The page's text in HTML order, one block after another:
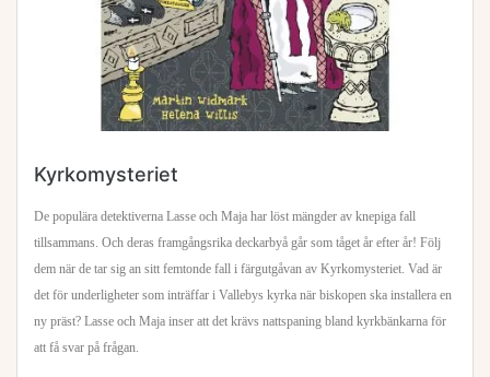
Kyrkomysteriet
De populära detektiverna Lasse och Maja har löst mängder av knepiga fall
tillsammans. Och deras framgångsrika deckarbyå går som tåget år efter år! Följ
dem när de tar sig an sitt femtonde fall i färgutgåvan av Kyrkomysteriet. Vad är
det för underligheter som inträffar i Vallebys kyrka när biskopen ska installera en
ny präst? Lasse och Maja inser att det krävs nattspaning bland kyrkbänkarna för
att få svar på frågan.